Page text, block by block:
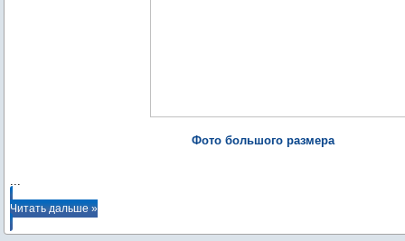
Фото большого размера
...
Читать дальше »